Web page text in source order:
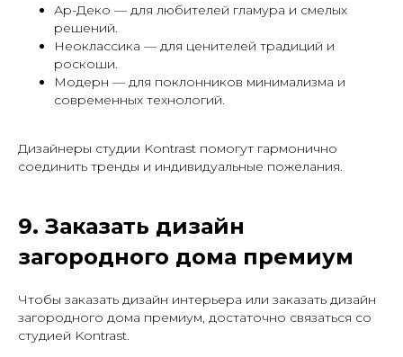
Ар-Деко — для любителей гламура и смелых
решений.
Неоклассика — для ценителей традиций и
роскоши.
Модерн — для поклонников минимализма и
современных технологий.
Дизайнеры студии Kontrast помогут гармонично
соединить тренды и индивидуальные пожелания.
9. Заказать дизайн
загородного дома премиум
Чтобы заказать дизайн интерьера или заказать дизайн
загородного дома премиум, достаточно связаться со
студией Kontrast.